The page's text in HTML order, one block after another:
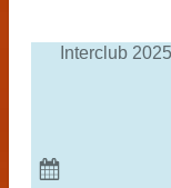
Interclub